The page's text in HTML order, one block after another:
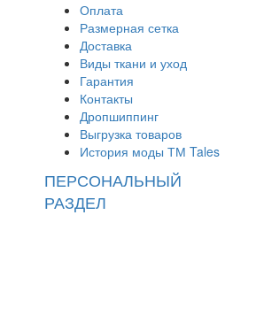
Оплата
Размерная сетка
Доставка
Виды ткани и уход
Гарантия
Контакты
Дропшиппинг
Выгрузка товаров
История моды ТМ Tales
ПЕРСОНАЛЬНЫЙ
РАЗДЕЛ